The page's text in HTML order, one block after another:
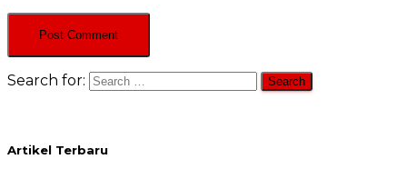
Search for:
Artikel Terbaru